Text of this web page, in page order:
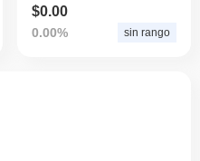
$0.00
0.00% sin rango